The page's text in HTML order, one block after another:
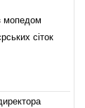
мопедом
сіток